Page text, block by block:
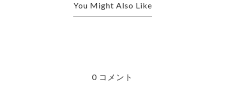
You Might Also Like
0 コメント